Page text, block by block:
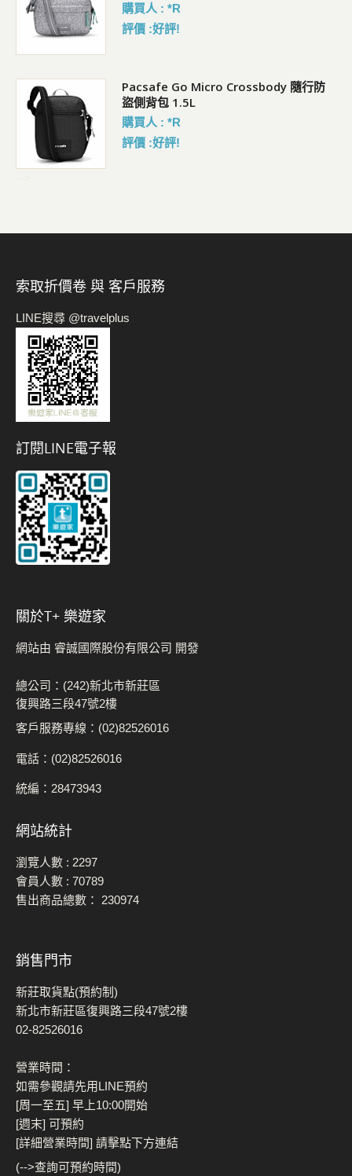
購買人 : *R
評價 :好評!
Pacsafe Go Micro Crossbody 隨行防
盜側背包 1.5L
購買人 : *R
評價 :好評!
索取折價卷 與 客戶服務
LINE搜尋 @travelplus
訂閱LINE電子報
關於t+ 樂遊家
網站由 睿誠國際股份有限公司 開發
總公司：(242)新北市新莊區
復興路三段47號2樓
客戶服務專線：(02)82526016
電話：(02)82526016
統編：28473943
網站統計
瀏覽人數 : 2297
會員人數 : 70789
售出商品總數： 230974
銷售門市
新莊取貨點(預約制)
新北市新莊區復興路三段47號2樓
02-82526016
營業時間：
如需參觀請先用LINE預約
[周一至五] 早上10:00開始
[週末] 可預約
[詳細營業時間] 請擊點下方連結
(-->查詢可預約時間)